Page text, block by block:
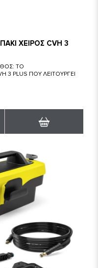
ΧΕΙΡΟΣ CVH 3
ΤΟ
3 PLUS ΠΟΥ ΛΕΙΤΟΥΡΓΕΙ